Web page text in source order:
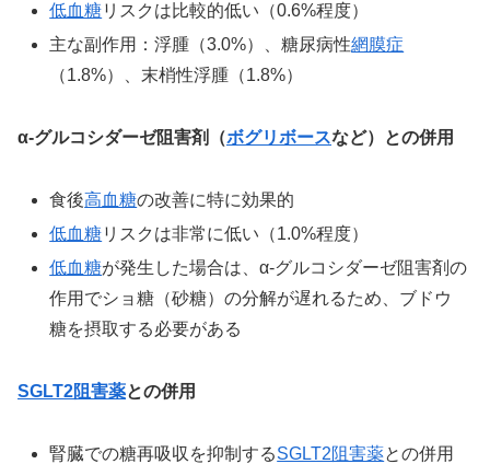
低血糖リスクは比較的低い（0.6%程度）
主な副作用：浮腫（3.0%）、糖尿病性網膜症
（1.8%）、末梢性浮腫（1.8%）
α-グルコシダーゼ阻害剤（ボグリボースなど）との併用
食後高血糖の改善に特に効果的
低血糖リスクは非常に低い（1.0%程度）
低血糖が発生した場合は、α-グルコシダーゼ阻害剤の
作用でショ糖（砂糖）の分解が遅れるため、ブドウ
糖を摂取する必要がある
SGLT2阻害薬との併用
腎臓での糖再吸収を抑制するSGLT2阻害薬との併用